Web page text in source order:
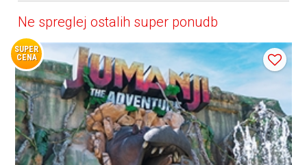
Ne spreglej ostalih super ponudb
SUPER
CENA